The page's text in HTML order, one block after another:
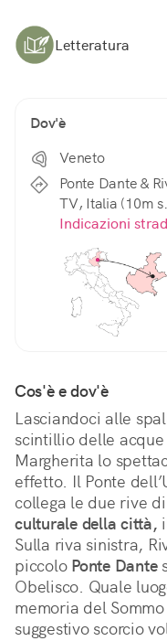
Letteratura
Dov'è
Veneto
Ponte Dante &
TV, Italia (10m
Indicazioni
Cos'è e dov'è
Lasciandoci alle
scintillio delle
Margherita lo
effetto. Il Ponte
collega le due rive
culturale della città,
Sulla riva sinistra,
piccolo Ponte Dante
Obelisco. Quale
memoria del
suggestivo scorcio